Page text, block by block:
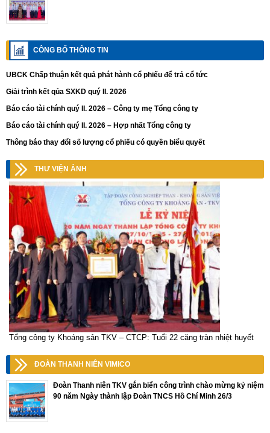
CÔNG BỐ THÔNG TIN
UBCK Chấp thuận kết quả phát hành cổ phiếu để trả cổ tức
Giải trình kết qủa SXKD quý II. 2026
Báo cáo tài chính quý II. 2026 – Công ty mẹ Tổng công ty
Báo cáo tài chính quý II. 2026 – Hợp nhất Tổng công ty
Thông báo thay đổi số lượng cổ phiếu có quyền biểu quyết
THƯ VIỆN ẢNH
Tổng công ty Khoáng sản TKV – CTCP: Tuổi 22 căng tràn nhiệt huyết
ĐOÀN THANH NIÊN VIMICO
Đoàn Thanh niên TKV gắn biển công trình chào mừng kỷ niệm
90 năm Ngày thành lập Đoàn TNCS Hồ Chí Minh 26/3